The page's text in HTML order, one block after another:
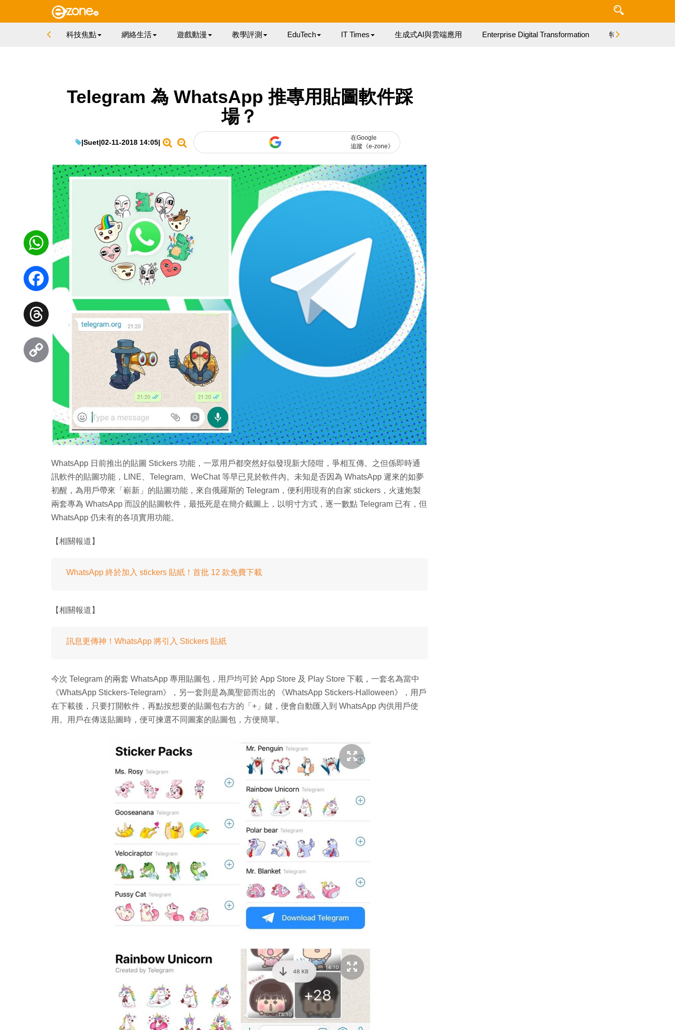
科技焦點 網絡生活 遊戲動漫 教學評測 EduTech IT Times 生成式AI與雲端應用 Enterprise Digital Transformation 特集
Telegram 為 WhatsApp 推專用貼圖軟件踩
場？
|Suet|02-11-2018 14:05|
在Google
追蹤《e-zone》
WhatsApp 日前推出的貼圖 Stickers 功能，一眾用戶都突然好似發現新大陸咁，爭相互傳。之但係即時通
訊軟件的貼圖功能，LINE、Telegram、WeChat 等早已見於軟件內。未知是否因為 WhatsApp 遲來的如夢
初醒，為用戶帶來「嶄新」的貼圖功能，來自俄羅斯的 Telegram，便利用現有的自家 stickers，火速炮製
兩套專為 WhatsApp 而設的貼圖軟件，最抵死是在簡介截圖上，以明寸方式，逐一數點 Telegram 已有，但
WhatsApp 仍未有的各項實用功能。
【相關報道】
WhatsApp 終於加入 stickers 貼紙！首批 12 款免費下載
【相關報道】
訊息更傳神！WhatsApp 將引入 Stickers 貼紙
今次 Telegram 的兩套 WhatsApp 專用貼圖包，用戶均可於 App Store 及 Play Store 下載，一套名為當中
《WhatsApp Stickers-Telegram》，另一套則是為萬聖節而出的 《WhatsApp Stickers-Halloween》，用戶
在下載後，只要打開軟件，再點按想要的貼圖包右方的「+」鍵，便會自動匯入到 WhatsApp 內供用戶使
用。用戶在傳送貼圖時，便可揀選不同圖案的貼圖包，方便簡單。
WhatsApp
Facebook
Threads